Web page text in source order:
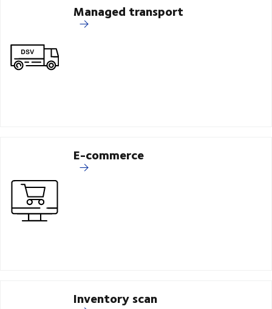
Managed transport
E-commerce
Inventory scan